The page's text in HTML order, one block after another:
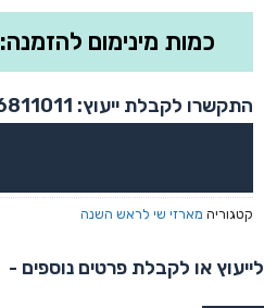
כמות מינימום להזמנה: 100 יחידות
התקשרו לקבלת ייעוץ: 03-6811011
קטגוריה מארזי שי לראש השנה
לייעוץ או לקבלת פרטים נוספים -